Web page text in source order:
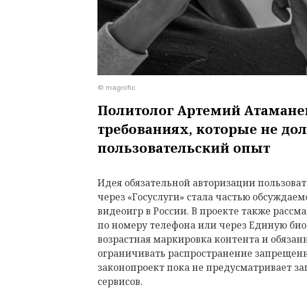
© magnific
Политолог Артемий
требованиях, которые не
пользовательский опыт
Идея обязательной авторизации
через «Госуслуги» стала частью
видеоигр в России. В проекте также
по номеру телефона или через Единую
возрастная маркировка контента и
ограничивать распространение
законопроект пока не предусматривает
сервисов.